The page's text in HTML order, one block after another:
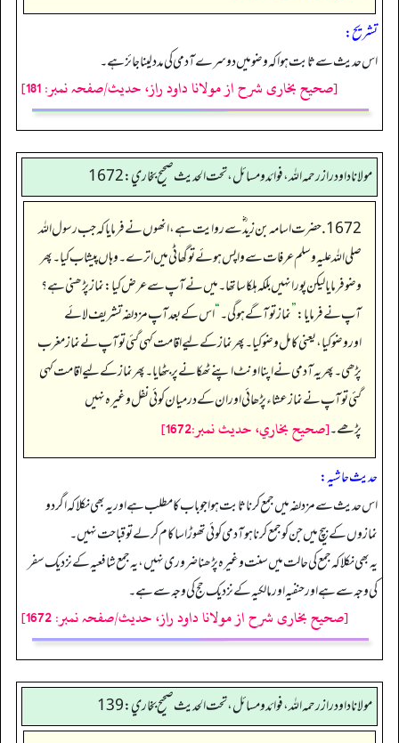
تشریح:
اس حدیث سے ثابت ہوا کہ وضو میں دوسرے آدمی کی مدد لینا جائز ہے۔
[صحیح بخاری شرح از مولانا داود راز، حدیث/صفحہ نمبر: 181]
مولانا داود راز رحمه الله، فوائد و مسائل، تحت الحديث صحيح بخاري: 1672
1672. حضرت اسامہ بن زید ؓ سے روایت ہے، انھوں نے فرمایا کہ جب رسول اللہ
صلی اللہ علیہ وسلم عرفات سے واپس ہوئے تو گھاٹی میں اترے۔ وہاں پیشاب کیا۔ پھر
وضو فرمایا لیکن پورا نہیں بلکہ ہلکا سا تھا۔ میں نے آپ سے عرض کیا: نماز پڑھنی ہے؟
آپ نے فرمایا:”نماز تو آگے ہوگی۔“اس کے بعد آپ مزدلفہ تشریف لائے
اوروضو کیا، یعنی کامل وضو کیا۔ پھر نماز کے لیے اقامت کہی گئی تو آپ نے نماز مغرب
پڑھی۔ پھر یہ آدمی نے اپنا اونٹ اپنے ٹھکانے پر بٹھایا۔ پھر نماز کے لیے اقامت کہی
گئی تو آپ نے نماز عشاء پڑھائی اور ان کے درمیان کوئی نفل وغیرہ نہیں
پڑھے۔[صحيح بخاري، حديث نمبر:1672]
حدیث حاشیہ:
اس حدیث سے مزدلفہ میں جمع کرنا ثابت ہوا جو باب کا مطلب ہے اور یہ بھی نکلا کہ اگر دو
نمازوں کے بیچ میں جن کو جمع کرنا ہو آدمی کوئی تھوڑا سا کام کر لے تو قباحت نہیں۔
یہ بھی نکلا کہ جمع کی حالت میں سنت وغیرہ پڑھنا ضروری نہیں، یہ جمع شافعیہ کے نزدیک سفر
کی وجہ سے ہے اور حنفیہ اور مالکیہ کے نزدیک حج کی وجہ سے ہے۔
[صحیح بخاری شرح از مولانا داود راز، حدیث/صفحہ نمبر: 1672]
مولانا داود راز رحمه الله، فوائد و مسائل، تحت الحديث صحيح بخاري: 139